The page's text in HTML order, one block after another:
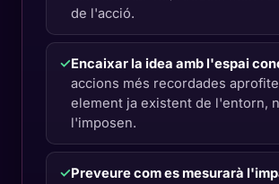
de l'acció.
✓Encaixar la idea amb l'espai
accions més recordades
element ja existent de l'entorn,
l'imposen.
✓Preveure com es mesurarà